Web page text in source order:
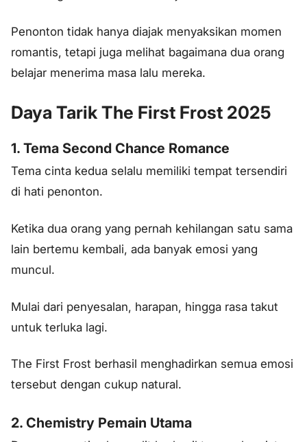
Penonton tidak hanya diajak menyaksikan momen
romantis, tetapi juga melihat bagaimana dua orang
belajar menerima masa lalu mereka.
Daya Tarik The First Frost 2025
1. Tema Second Chance Romance
Tema cinta kedua selalu memiliki tempat tersendiri
di hati penonton.
Ketika dua orang yang pernah kehilangan satu sama
lain bertemu kembali, ada banyak emosi yang
muncul.
Mulai dari penyesalan, harapan, hingga rasa takut
untuk terluka lagi.
The First Frost berhasil menghadirkan semua emosi
tersebut dengan cukup natural.
2. Chemistry Pemain Utama